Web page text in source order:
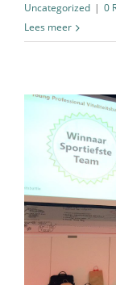
Uncategorized | 0
Lees meer